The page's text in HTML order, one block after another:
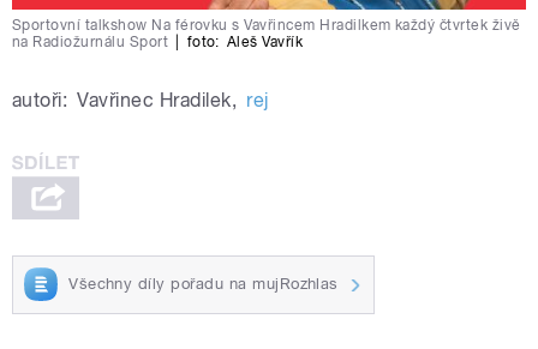
Sportovní talkshow Na férovku s Vavřincem Hradilkem každý čtvrtek živě
na Radiožurnálu Sport
foto: Aleš Vavřík
autoři: Vavřinec Hradilek, rej
Všechny díly pořadu na mujRozhlas